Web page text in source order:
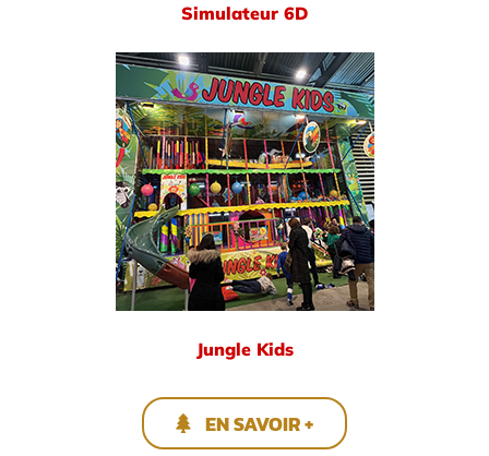
Simulateur 6D
Jungle Kids
EN SAVOIR +